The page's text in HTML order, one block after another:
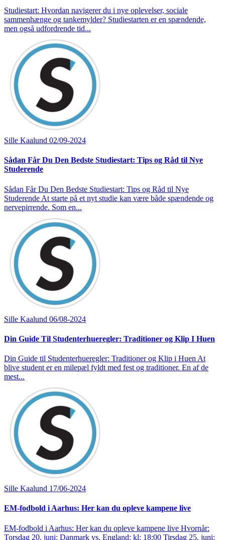
Studiestart: Hvordan navigerer du i nye oplevelser, sociale
sammenhænge og tankemylder? Studiestarten er en spændende,
men også udfordrende tid...
Sille Kaalund 02/09-2024
Sådan Får Du Den Bedste Studiestart: Tips og Råd til Nye
Studerende
Sådan Får Du Den Bedste Studiestart: Tips og Råd til Nye
Studerende At starte på et nyt studie kan være både spændende og
nervepirrende. Som en...
Sille Kaalund 06/08-2024
Din Guide Til Studenterhueregler: Traditioner og Klip I Huen
Din Guide til Studenterhueregler: Traditioner og Klip i Huen At
blive student er en milepæl fyldt med fest og traditioner. En af de
mest...
Sille Kaalund 17/06-2024
EM-fodbold i Aarhus: Her kan du opleve kampene live
EM-fodbold i Aarhus: Her kan du opleve kampene live Hvornår:
Torsdag 20. juni: Danmark vs. England: kl: 18:00 Tirsdag 25. juni: